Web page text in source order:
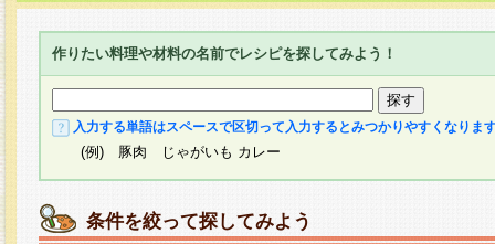
作りたい料理や材料の名前でレシピを探してみよう！
入力する単語はスペースで区切って入力するとみつかりやすくなりま
(例) 豚肉 じゃがいも カレー
条件を絞って探してみよう